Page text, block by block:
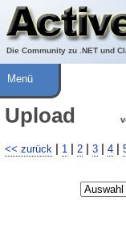
Die Community zu .NET und
Über ActiveVB
Hilfe
Menü
Upload
<< zurück 1 2 3 4